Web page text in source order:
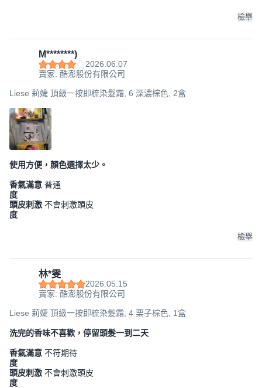
檢舉
M********)
2026.06.07
賣家: 酷澎股份有限公司
Liese 莉婕 頂級一按即梳染髮霜, 6 深濃棕色, 2盒
使用方便，顏色選擇太少。
香氣滿意
度
普通
頭皮刺激
度
不會刺激頭皮
檢舉
林*雯
2026.05.15
賣家: 酷澎股份有限公司
Liese 莉婕 頂級一按即梳染髮霜, 4 栗子棕色, 1盒
洗完的香味不喜歡，停留頭髮一到二天
香氣滿意
度
不符期待
頭皮刺激
度
不會刺激頭皮